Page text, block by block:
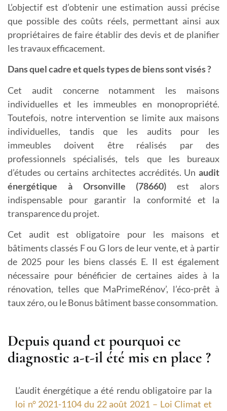
L’objectif est d’obtenir une estimation aussi précise
que possible des coûts réels, permettant ainsi aux
propriétaires de faire établir des devis et de planifier
les travaux efficacement.
Dans quel cadre et quels types de biens sont visés ?
Cet audit concerne notamment les maisons
individuelles et les immeubles en monopropriété.
Toutefois, notre intervention se limite aux maisons
individuelles, tandis que les audits pour les
immeubles doivent être réalisés par des
professionnels spécialisés, tels que les bureaux
d’études ou certains architectes accrédités. Un audit
énergétique à Orsonville (78660) est alors
indispensable pour garantir la conformité et la
transparence du projet.
Cet audit est obligatoire pour les maisons et
bâtiments classés F ou G lors de leur vente, et à partir
de 2025 pour les biens classés E. Il est également
nécessaire pour bénéficier de certaines aides à la
rénovation, telles que MaPrimeRénov’, l’éco-prêt à
taux zéro, ou le Bonus bâtiment basse consommation.
Depuis quand et pourquoi ce
diagnostic a-t-il été mis en place ?
L’audit énergétique a été rendu obligatoire par la
loi n° 2021-1104 du 22 août 2021 – Loi Climat et